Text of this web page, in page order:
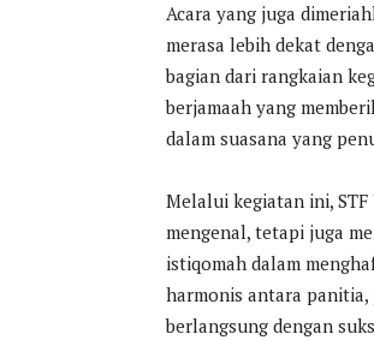
Acara yang juga
merasa lebih dekat
bagian dari rangkaian
berjamaah yang
dalam suasana yang
Melalui kegiatan ini,
mengenal, tetapi juga
istiqomah dalam
harmonis antara panitia,
berlangsung dengan